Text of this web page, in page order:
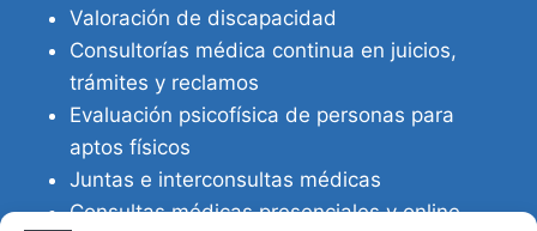
Valoración de discapacidad
Consultorías médica continua en juicios,
trámites y reclamos
Evaluación psicofísica de personas para
aptos físicos
Juntas e interconsultas médicas
Consultas médicas presenciales y online